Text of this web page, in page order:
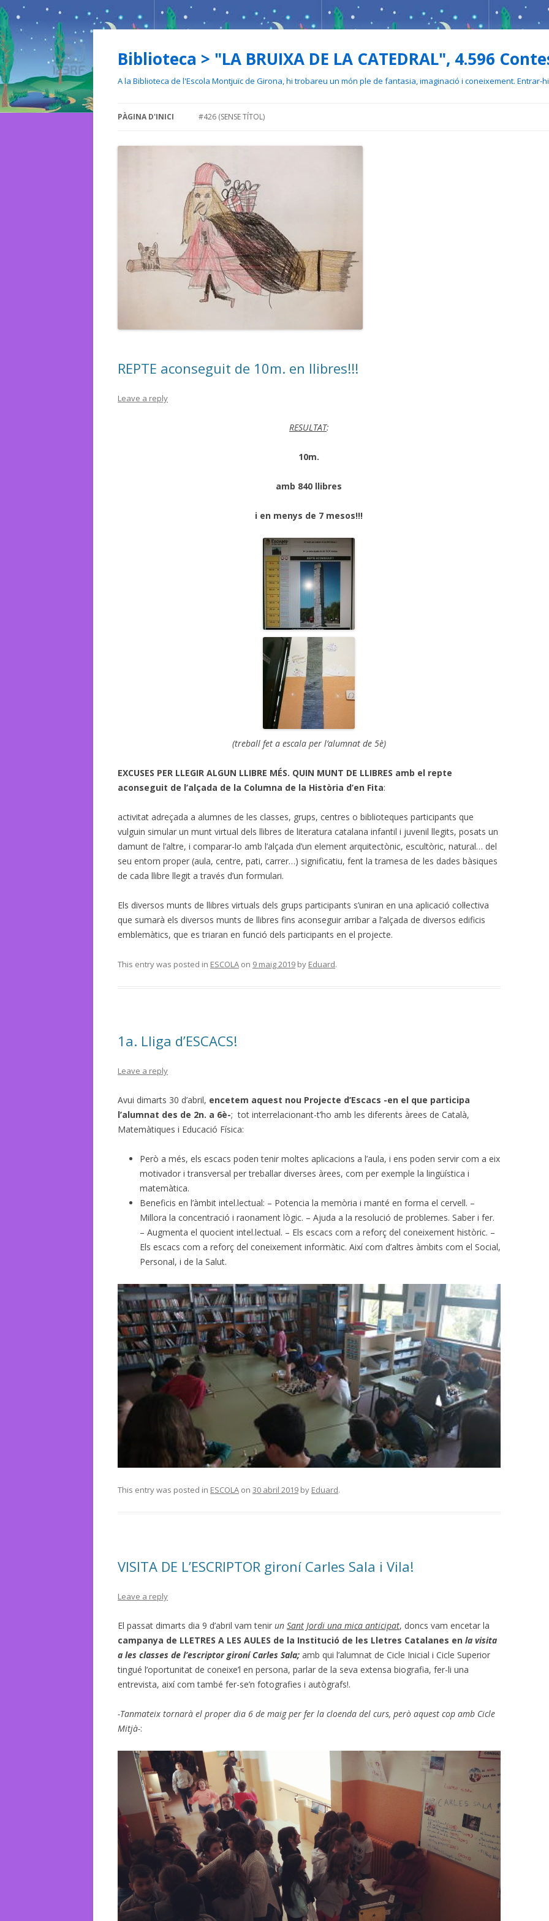
Biblioteca > "LA BRUIXA DE LA CATEDRAL", 4.596
A la Biblioteca de l'Escola Montjuïc de Girona, hi trobareu un món ple de fantasia, imaginació i coneixement. Entrar-
PÀGINA D'INICI #426 (SENSE TÍTOL)
REPTE aconseguit de 10m. en llibres!!!
Leave a reply
RESULTAT:
10m.
amb 840 llibres
i en menys de 7 mesos!!!
(treball fet a escala per l’alumnat de 5è)
EXCUSES PER LLEGIR ALGUN LLIBRE MÉS. QUIN MUNT DE LLIBRES amb el repte
aconseguit de l’alçada de la Columna de la Història d’en Fita:
activitat adreçada a alumnes de les classes, grups, centres o biblioteques participants que
vulguin simular un munt virtual dels llibres de literatura catalana infantil i juvenil llegits, posats un
damunt de l’altre, i comparar-lo amb l’alçada d’un element arquitectònic, escultòric, natural… del
seu entorn proper (aula, centre, pati, carrer…) significatiu, fent la tramesa de les dades bàsiques
de cada llibre llegit a través d’un formulari.
Els diversos munts de llibres virtuals dels grups participants s’uniran en una aplicació col·lectiva
que sumarà els diversos munts de llibres fins aconseguir arribar a l’alçada de diversos edificis
emblemàtics, que es triaran en funció dels participants en el projecte.
This entry was posted in ESCOLA on 9 maig 2019 by Eduard.
1a. Lliga d’ESCACS!
Leave a reply
Avui dimarts 30 d’abril, encetem aquest nou Projecte d’Escacs -en el que participa
l’alumnat des de 2n. a 6è-; tot interrelacionant-t’ho amb les diferents àrees de Català,
Matemàtiques i Educació Física:
Però a més, els escacs poden tenir moltes aplicacions a l’aula, i ens poden servir com a eix
motivador i transversal per treballar diverses àrees, com per exemple la lingüística i
matemàtica.
Beneficis en l’àmbit intel.lectual: – Potencia la memòria i manté en forma el cervell. –
Millora la concentració i raonament lògic. – Ajuda a la resolució de problemes. Saber i fer.
– Augmenta el quocient intel.lectual. – Els escacs com a reforç del coneixement històric. –
Els escacs com a reforç del coneixement informàtic. Així com d’altres àmbits com el Social,
Personal, i de la Salut.
Comparteix_opt
This entry was posted in ESCOLA on 30 abril 2019 by Eduard.
VISITA DE L’ESCRIPTOR gironí Carles Sala i Vila!
Leave a reply
El passat dimarts dia 9 d’abril vam tenir un Sant Jordi una mica anticipat, doncs vam encetar la
campanya de LLETRES A LES AULES de la Institució de les Lletres Catalanes en la visita
a les classes de l’escriptor gironí Carles Sala; amb qui l’alumnat de Cicle Inicial i Cicle Superior
tingué l’oportunitat de coneixe’l en persona, parlar de la seva extensa biografia, fer-li una
entrevista, així com també fer-se’n fotografies i autògrafs!.
-Tanmateix tornarà el proper dia 6 de maig per fer la cloenda del curs, però aquest cop amb Cicle
Mitjà-: